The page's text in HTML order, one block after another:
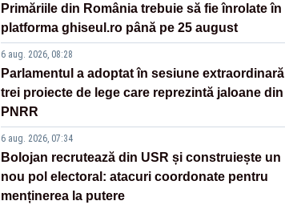
Primăriile din România trebuie să fie înrolate în
platforma ghiseul.ro până pe 25 august
6 aug. 2026, 08:28
Parlamentul a adoptat în sesiune extraordinară
trei proiecte de lege care reprezintă jaloane din
PNRR
6 aug. 2026, 07:34
Bolojan recrutează din USR și construiește un
nou pol electoral: atacuri coordonate pentru
menținerea la putere